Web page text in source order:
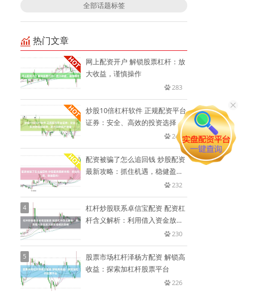
全部话题标签
热门文章
网上配资开户 解锁股票杠杆：放
大收益，谨慎操作
283
炒股10倍杠杆软件 正规配资平台
证券：安全、高效的投资选择，
246
配资被骗了怎么追回钱 炒股配资
最新攻略：抓住机遇，稳健盈
232
4
杠杆炒股联系卓信宝配资 配资杠
杆含义解析：利用借入资金放大
230
5
股票市场杠杆泽杨方配资 解锁高
收益：探索加杠杆股票平台
226